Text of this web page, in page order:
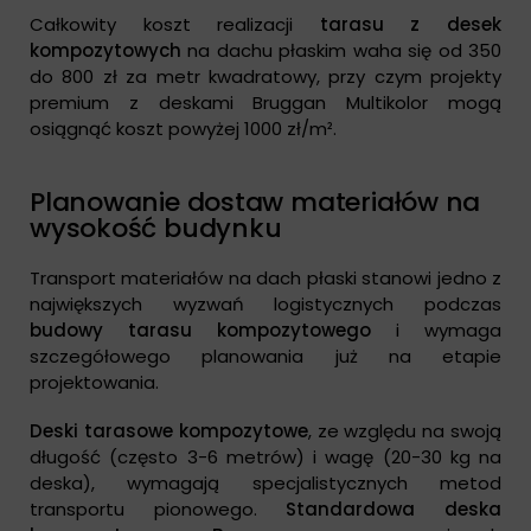
Całkowity koszt realizacji tarasu z desek
kompozytowych na dachu płaskim waha się od 350
do 800 zł za metr kwadratowy, przy czym projekty
premium z deskami Bruggan Multikolor mogą
osiągnąć koszt powyżej 1000 zł/m².
Planowanie dostaw materiałów na
wysokość budynku
Transport materiałów na dach płaski stanowi jedno z
największych wyzwań logistycznych podczas
budowy tarasu kompozytowego i wymaga
szczegółowego planowania już na etapie
projektowania.
Deski tarasowe kompozytowe, ze względu na swoją
długość (często 3-6 metrów) i wagę (20-30 kg na
deska), wymagają specjalistycznych metod
transportu pionowego. Standardowa deska